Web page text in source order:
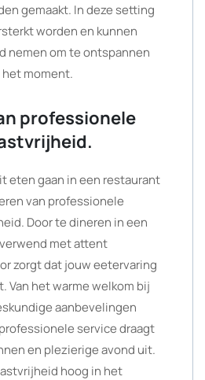
gemaakt. In deze setting
worden en kunnen
nemen om te ontspannen
moment.
professionele
eten gaan in een restaurant
van professionele
Door te dineren in een
met attent
zorgt dat jouw eetervaring
Van het warme welkom bij
aanbevelingen
service draagt
en plezierige avond uit.
hoog in het